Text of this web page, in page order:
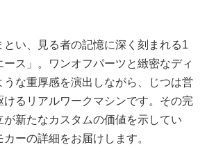
とい、見る者の記憶に深く刻まれる1
ース」。ワンオフパーツと緻密なディ
うな重厚感を演出しながら、じつは営
けるリアルワークマシンです。その完
が新たなカスタムの価値を示してい
ーの詳細をお届けします。